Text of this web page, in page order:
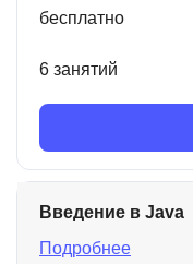
бесплатно
6 занятий
Введение в Java
Подробнее